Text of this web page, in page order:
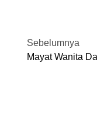
Sebelumnya